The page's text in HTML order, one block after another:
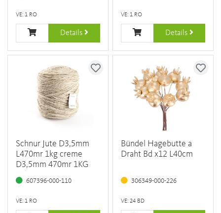
VE: 1 RO
Details
VE: 1 RO
Details
Schnur Jute D3,5mm
L470mr 1kg creme
D3,5mm 470mr 1KG
607396-000-110
VE: 1 RO
Bündel Hagebutte a
Draht Bd x12 L40cm
306349-000-226
VE: 24 BD